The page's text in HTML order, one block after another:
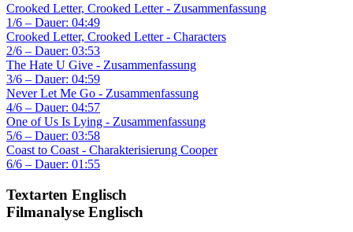
Crooked Letter, Crooked Letter - Zusammenfassung
1/6 – Dauer: 04:49
Crooked Letter, Crooked Letter - Characters
2/6 – Dauer: 03:53
The Hate U Give - Zusammenfassung
3/6 – Dauer: 04:59
Never Let Me Go - Zusammenfassung
4/6 – Dauer: 04:57
One of Us Is Lying - Zusammenfassung
5/6 – Dauer: 03:58
Coast to Coast - Charakterisierung Cooper
6/6 – Dauer: 01:55
Textarten Englisch
Filmanalyse Englisch